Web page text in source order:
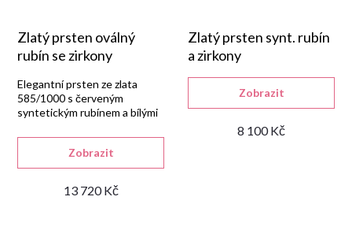
Zlatý prsten oválný
rubín se zirkony
13 720 Kč
Zobrazit
Elegantní prsten ze zlata
585/1000 s červeným
syntetickým rubínem a bílými
Zlatý prsten synt. rubín
a zirkony
8 100 Kč
Zobrazit